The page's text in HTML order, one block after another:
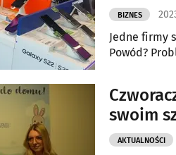
BIZNES
Jedne firmy
Powód?
swoim
AKTUALNOŚCI